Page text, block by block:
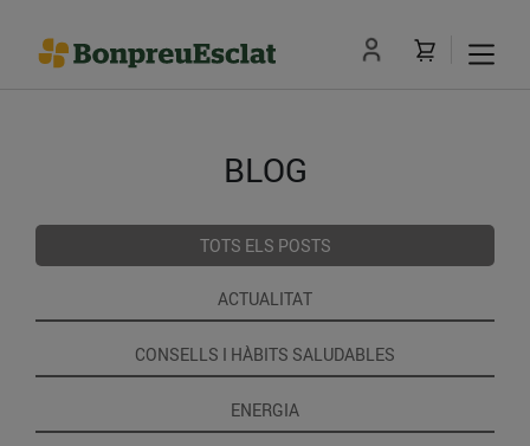
BLOG
TOTS ELS POSTS
ACTUALITAT
CONSELLS I HÀBITS SALUDABLES
ENERGIA